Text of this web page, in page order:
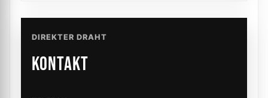
DIREKTER DRAHT
KONTAKT